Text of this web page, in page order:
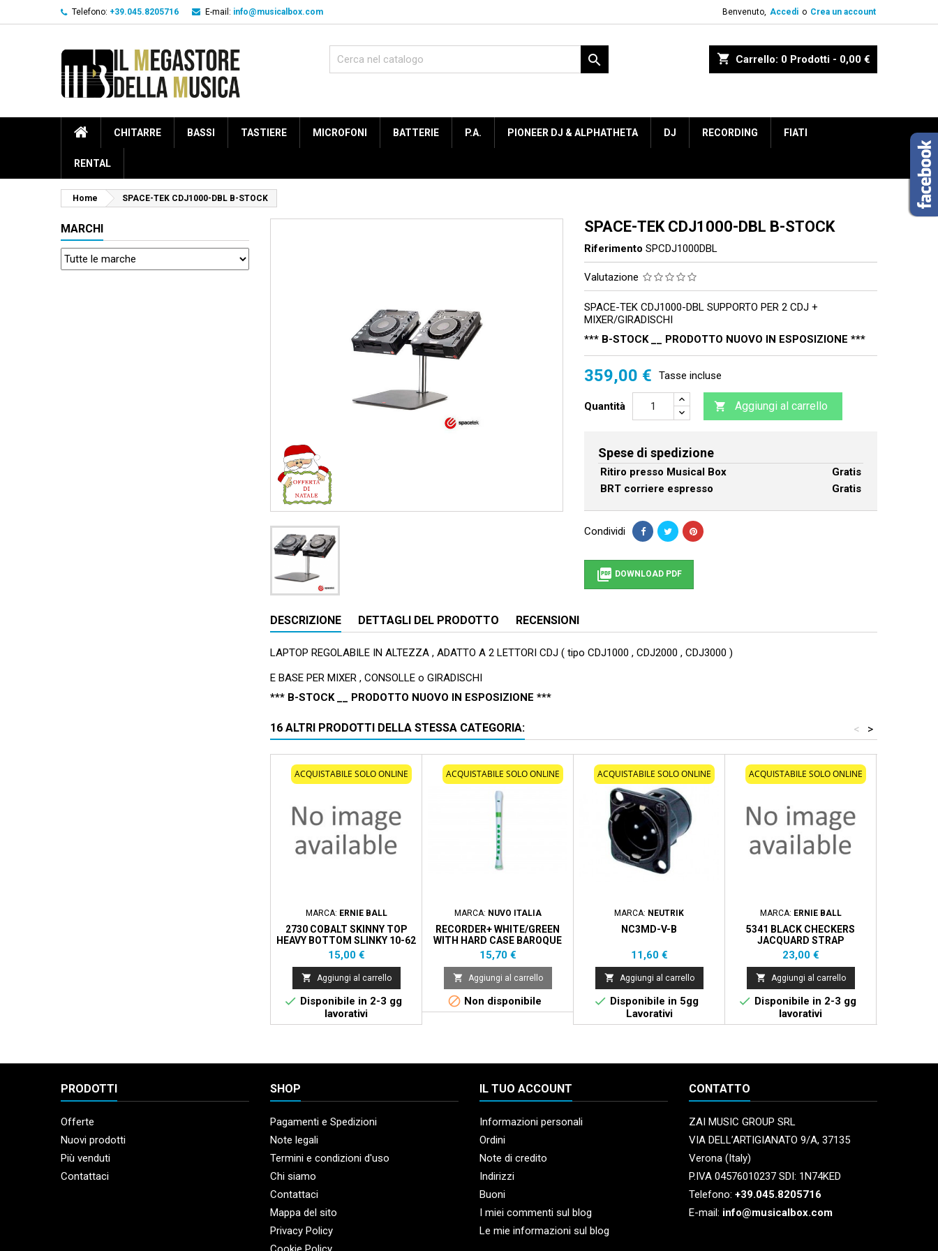
Telefono: +39.045.8205716 E-mail: info@musicalbox.com Benvenuto, Accedi o Crea un account
shopping_cart Carrello: 0 Prodotti - 0,00 €

CHITARRE BASSI TASTIERE MICROFONI BATTERIE P.A. PIONEER DJ & ALPHATHETA DJ RECORDING FIATI
RENTAL
Home SPACE-TEK CDJ1000-DBL B-STOCK
MARCHI SPACE-TEK CDJ1000-DBL B-STOCK
Riferimento SPCDJ1000DBL
Valutazione
SPACE-TEK CDJ1000-DBL SUPPORTO PER 2 CDJ +
MIXER/GIRADISCHI
*** B-STOCK __ PRODOTTO NUOVO IN ESPOSIZIONE ***
359,00 € Tasse incluse
Quantità  Aggiungi al carrello
Spese di spedizione
Ritiro presso Musical Box
Gratis
BRT corriere espresso
Gratis
Condividi
 DOWNLOAD PDF
DESCRIZIONE DETTAGLI DEL PRODOTTO RECENSIONI
LAPTOP REGOLABILE IN ALTEZZA , ADATTO A 2 LETTORI CDJ ( tipo CDJ1000 , CDJ2000 , CDJ3000 )
E BASE PER MIXER , CONSOLLE o GIRADISCHI
*** B-STOCK __ PRODOTTO NUOVO IN ESPOSIZIONE ***
16 ALTRI PRODOTTI DELLA STESSA CATEGORIA: >
<
ACQUISTABILE SOLO ONLINE
MARCA: ERNIE BALL
2730 COBALT SKINNY TOP
HEAVY BOTTOM SLINKY 10-62
Prezzo
15,00 €
 Aggiungi al carrello
 Disponibile in 2-3 gg
lavorativi
ACQUISTABILE SOLO ONLINE
MARCA: NUVO ITALIA
RECORDER+ WHITE/GREEN
WITH HARD CASE BAROQUE
FING.
Prezzo
15,70 €
 Aggiungi al carrello
 Non disponibile
ACQUISTABILE SOLO ONLINE
MARCA: NEUTRIK
NC3MD-V-B
Prezzo
11,60 €
 Aggiungi al carrello
 Disponibile in 5gg
Lavorativi
ACQUISTABILE SOLO ONLINE
MARCA: ERNIE BALL
5341 BLACK CHECKERS
JACQUARD STRAP
Prezzo
23,00 €
 Aggiungi al carrello
 Disponibile in 2-3 gg
lavorativi
PRODOTTI
Offerte
Nuovi prodotti
Più venduti
Contattaci
SHOP
Pagamenti e Spedizioni
Note legali
Termini e condizioni d'uso
Chi siamo
Contattaci
Mappa del sito
Privacy Policy
IL TUO ACCOUNT
Informazioni personali
Ordini
Note di credito
Indirizzi
Buoni
I miei commenti sul blog
Le mie informazioni sul blog
CONTATTO
ZAI MUSIC GROUP SRL
VIA DELL’ARTIGIANATO 9/A, 37135
Verona (Italy)
P.IVA 04576010237 SDI: 1N74KED
Telefono: +39.045.8205716
E-mail: info@musicalbox.com